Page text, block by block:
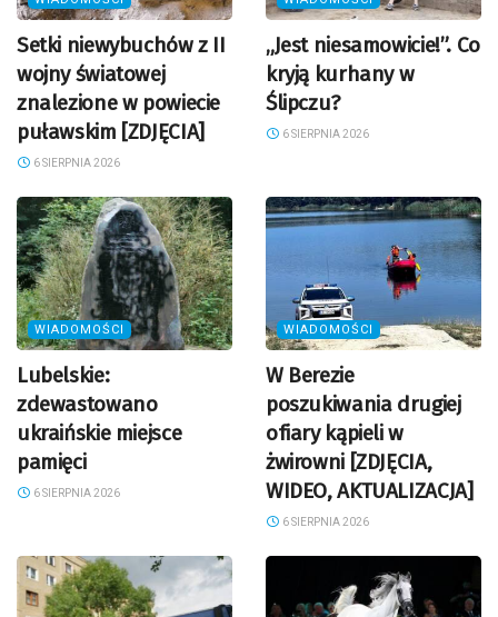
Setki niewybuchów z II
wojny światowej
znalezione w powiecie
puławskim [ZDJĘCIA]
6 SIERPNIA 2026
„Jest niesamowicie!”. Co
kryją kurhany w
Ślipczu?
6 SIERPNIA 2026
WIADOMOŚCI
Lubelskie:
zdewastowano
ukraińskie miejsce
pamięci
6 SIERPNIA 2026
WIADOMOŚCI
W Berezie
poszukiwania drugiej
ofiary kąpieli w
żwirowni [ZDJĘCIA,
WIDEO, AKTUALIZACJA]
6 SIERPNIA 2026